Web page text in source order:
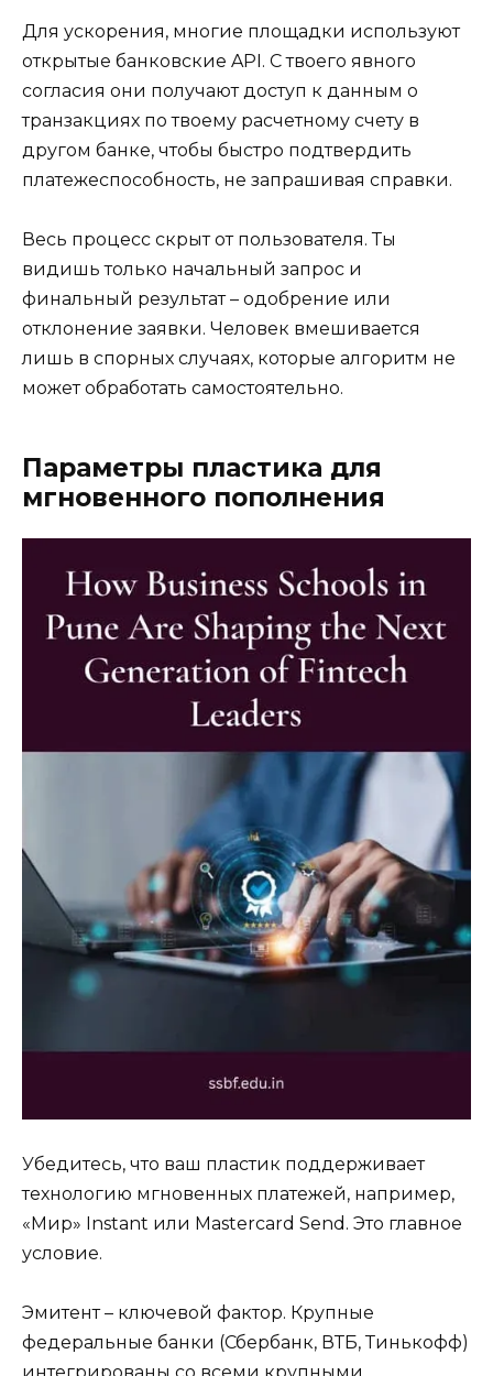
Для ускорения, многие площадки используют
открытые банковские API. С твоего явного
согласия они получают доступ к данным о
транзакциях по твоему расчетному счету в
другом банке, чтобы быстро подтвердить
платежеспособность, не запрашивая справки.
Весь процесс скрыт от пользователя. Ты
видишь только начальный запрос и
финальный результат – одобрение или
отклонение заявки. Человек вмешивается
лишь в спорных случаях, которые алгоритм не
может обработать самостоятельно.
Параметры пластика для
мгновенного пополнения
Убедитесь, что ваш пластик поддерживает
технологию мгновенных платежей, например,
«Мир» Instant или Mastercard Send. Это главное
условие.
Эмитент – ключевой фактор. Крупные
федеральные банки (Сбербанк, ВТБ, Тинькофф)